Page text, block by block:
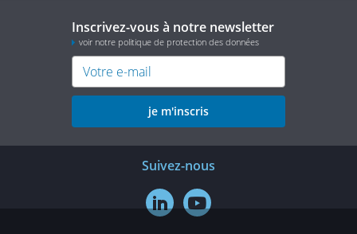
Inscrivez-vous à notre newsletter
voir notre politique de protection des données
je m'inscris
Suivez-nous
 